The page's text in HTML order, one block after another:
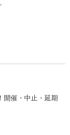
開催・中止・延期